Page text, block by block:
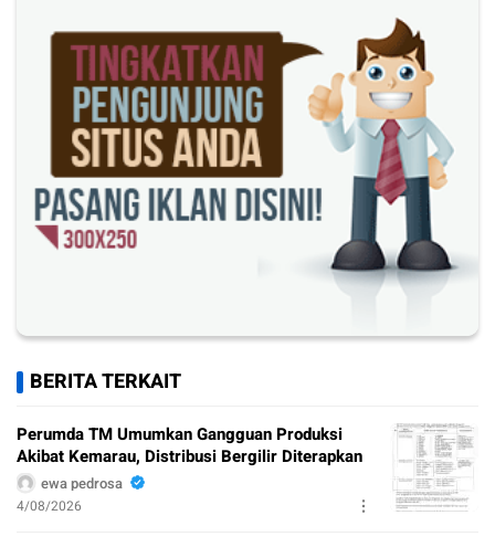
BERITA TERKAIT
Perumda TM Umumkan Gangguan Produksi
Akibat Kemarau, Distribusi Bergilir Diterapkan
ewa pedrosa
4/08/2026